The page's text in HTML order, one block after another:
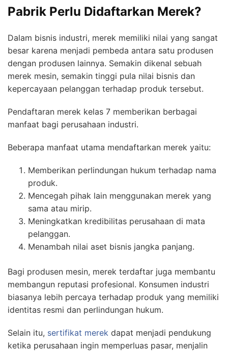
Pabrik Perlu Didaftarkan Merek?
Dalam bisnis industri, merek memiliki nilai yang sangat
besar karena menjadi pembeda antara satu produsen
dengan produsen lainnya. Semakin dikenal sebuah
merek mesin, semakin tinggi pula nilai bisnis dan
kepercayaan pelanggan terhadap produk tersebut.
Pendaftaran merek kelas 7 memberikan berbagai
manfaat bagi perusahaan industri.
Beberapa manfaat utama mendaftarkan merek yaitu:
Memberikan perlindungan hukum terhadap nama
produk.
Mencegah pihak lain menggunakan merek yang
sama atau mirip.
Meningkatkan kredibilitas perusahaan di mata
pelanggan.
Menambah nilai aset bisnis jangka panjang.
Bagi produsen mesin, merek terdaftar juga membantu
membangun reputasi profesional. Konsumen industri
biasanya lebih percaya terhadap produk yang memiliki
identitas resmi dan perlindungan hukum.
Selain itu, sertifikat merek dapat menjadi pendukung
ketika perusahaan ingin memperluas pasar, menjalin